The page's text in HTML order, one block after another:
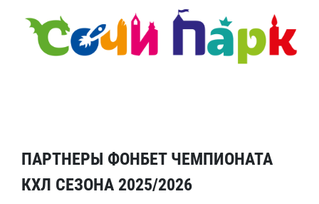
ПАРТНЕРЫ ФОНБЕТ ЧЕМПИОНАТА
КХЛ СЕЗОНА 2025/2026